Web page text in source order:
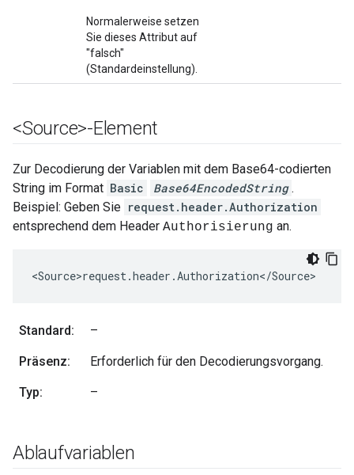
Normalerweise setzen
Sie dieses Attribut auf
"falsch"
(Standardeinstellung).
<Source>-Element
Zur Decodierung der Variablen mit dem Base64-codierten
String im Format Basic Base64EncodedString .
Beispiel: Geben Sie request.header.Authorization
entsprechend dem Header Authorisierung an.
<Source>request.header.Authorization</Source>
Standard: –
Präsenz: Erforderlich für den Decodierungsvorgang.
Typ: –
Ablaufvariablen